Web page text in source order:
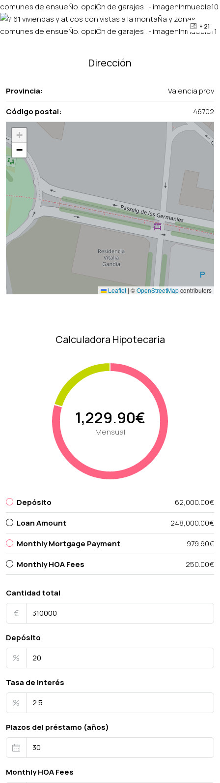
+ 21
Dirección
Provincia:
Valencia prov
Código postal:
46702
+
−
Leaflet | ©OpenStreetMapcontributors
Calculadora Hipotecaria
1,229.90€
Mensual
Depósito
62,000.00€
Loan Amount
248,000.00€
Monthly Mortgage Payment
979.90€
Monthly HOA Fees
250.00€
Cantidad total
€
Depósito
%
Tasa de interés
%
Plazos del préstamo (años)
Monthly HOA Fees